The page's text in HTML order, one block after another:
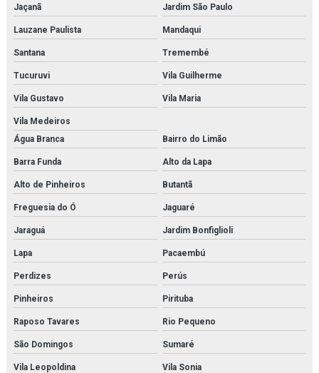
Fornecedor de modelo anatômico médico para faculdades
Fornecedor de modelo anatômico médico para hospitais
Fornecedor de modelo anatômico médico para laboratórios
Fornecedor de modelo anatômico para estudo
Fornecedor de modelo anatômico para faculdades
Fornecedor de modelo anatômico para hospitais
Fornecedor de modelo anatômico para laboratórios
Fornecedor de simulador médico
Fornecedor de simulador médico para estudo
Fornecedor de simulador médico para faculdades
Fornecedor de simulador médico para hospitais
Fornecedor de simulador médico para laboratórios
Kit modelo molecular
Jaçanã Jardim São Paulo
Lauzane Paulista Mandaqui
Santana Tremembé
Tucuruvi Vila Guilherme
Vila Gustavo Vila Maria
Vila Medeiros
Água Branca
Bairro do Limão
Barra Funda Alto da Lapa
Alto de Pinheiros Butantã
Freguesia do Ó Jaguaré
Jaraguá Jardim Bonfiglioli
Lapa Pacaembú
Perdizes Perús
Pinheiros Pirituba
Raposo Tavares Rio Pequeno
São Domingos Sumaré
Vila Leopoldina
Vila Sonia